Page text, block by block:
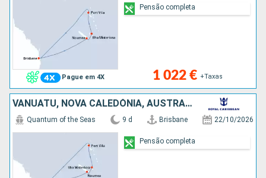
Pague em 4X 1 022 € +Taxas
Pensão completa
VANUATU, NOVA CALEDÓNIA, AUSTRALIA
Quantum of the Seas 9 d Brisbane 22/10/2026
Pensão completa